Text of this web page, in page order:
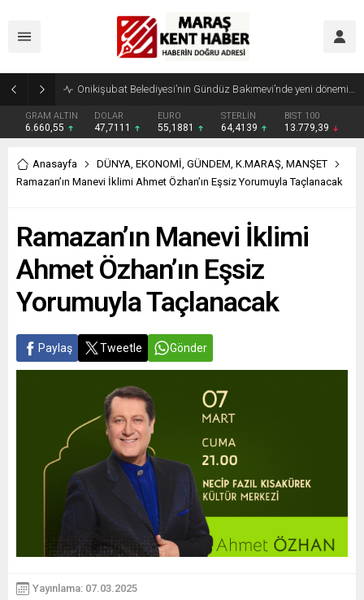
Geleneksel Ağustos Fuarı’nda Madrigal Coşkusu
GRAM ALTIN
6.660,55
DOLAR
47,7111
EURO
55,1881
STERLİN
64,4139
BIST 100
13.779,39
Anasayfa DÜNYA, EKONOMİ, GÜNDEM, K.MARAŞ, MANŞET
Ramazan’ın Manevi İklimi Ahmet Özhan’ın Eşsiz Yorumuyla Taçlanacak
Ramazan’ın Manevi İklimi
Ahmet Özhan’ın Eşsiz
Yorumuyla Taçlanacak
Paylaş Tweetle Gönder
Yayınlama: 07.03.2025